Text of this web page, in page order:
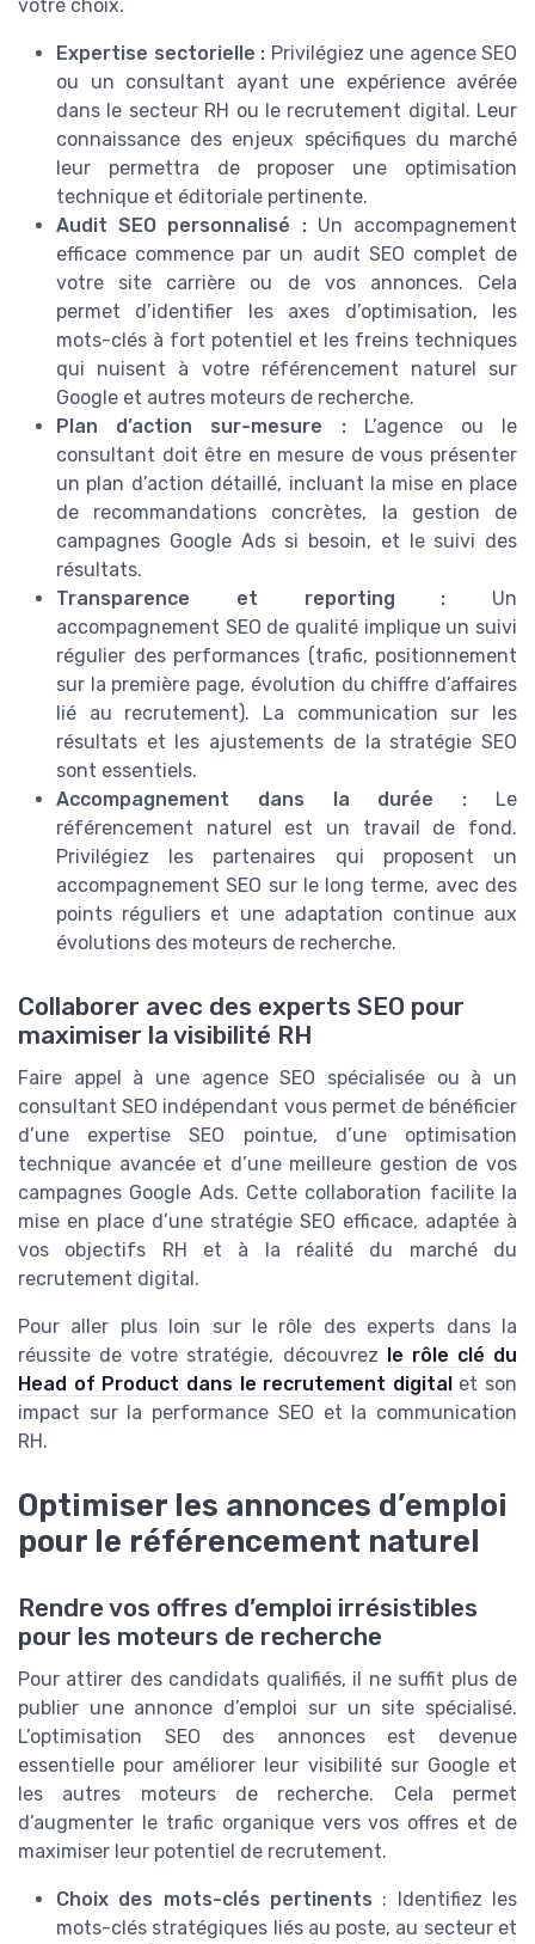
votre choix.
Expertise sectorielle : Privilégiez une agence SEO
ou un consultant ayant une expérience avérée
dans le secteur RH ou le recrutement digital. Leur
connaissance des enjeux spécifiques du marché
leur permettra de proposer une optimisation
technique et éditoriale pertinente.
Audit SEO personnalisé :Un accompagnement
efficace commence par un audit SEO complet de
votre site carrière ou de vos annonces. Cela
permet d’identifier les axes d’optimisation, les
mots-clés à fort potentiel et les freins techniques
qui nuisent à votre référencement naturel sur
Google et autres moteurs de recherche.
Plan d’action sur-mesure :L’agence ou le
consultant doit être en mesure de vous présenter
un plan d’action détaillé, incluant la mise en place
de recommandations concrètes, la gestion de
campagnes Google Ads si besoin, et le suivi des
résultats.
Transparence et reporting : Un
accompagnement SEO de qualité implique un suivi
régulier des performances (trafic, positionnement
sur la première page, évolution du chiffre d’affaires
lié au recrutement). La communication sur les
résultats et les ajustements de la stratégie SEO
sont essentiels.
Accompagnement dans la durée : Le
référencement naturel est un travail de fond.
Privilégiez les partenaires qui proposent un
accompagnement SEO sur le long terme, avec des
points réguliers et une adaptation continue aux
évolutions des moteurs de recherche.
Collaborer avec des experts SEO pour
maximiser la visibilité RH
Faire appel à une agence SEO spécialisée ou à un
consultant SEO indépendant vous permet de bénéficier
d’une expertise SEO pointue, d’une optimisation
technique avancée et d’une meilleure gestion de vos
campagnes Google Ads. Cette collaboration facilite la
mise en place d’une stratégie SEO efficace, adaptée à
vos objectifs RH et à la réalité du marché du
recrutement digital.
Pour aller plus loin sur le rôle des experts dans la
réussite de votre stratégie, découvrez le rôle clé du
Head of Product dans le recrutement digitalet son
impact sur la performance SEO et la communication
RH.
Optimiser les annonces d’emploi
pour le référencement naturel
Rendre vos offres d’emploi irrésistibles
pour les moteurs de recherche
Pour attirer des candidats qualifiés, il ne suffit plus de
publier une annonce d’emploi sur un site spécialisé.
L’optimisation SEO des annonces est devenue
essentielle pour améliorer leur visibilité sur Google et
les autres moteurs de recherche. Cela permet
d’augmenter le trafic organique vers vos offres et de
maximiser leur potentiel de recrutement.
Choix des mots-clés pertinents : Identifiez les
mots-clés stratégiques liés au poste, au secteur et